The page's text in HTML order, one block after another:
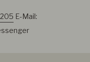
E-Mail: